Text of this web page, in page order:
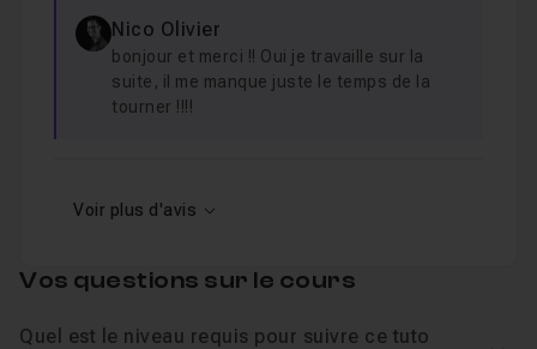
Nico Olivier
bonjour et merci !! Oui je travaille sur la
suite, il me manque juste le temps de la
tourner !!!!
Voir plus d'avis
Vos questions sur le cours
Quel est le niveau requis pour suivre ce tuto